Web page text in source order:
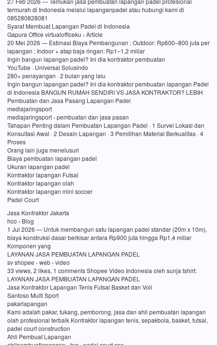
termurah di Indonesia melalui lapanganpadel atau hubungi kami di
085280828081
Syarat Membuat Lapangan Padel di Indonesia
Gapura Office virtualofficeku › Article
20 Mei 2026 — Estimasi Biaya Pembangunan ; Outdoor: Rp600–800 juta per
lapangan ; Indoor + atap baja ringan: Rp1–1,2 miliar
Ingin bangun lapangan padel? Ini dia kontraktor pembuatan
YouTube · Universal Solusindo
280+ penayangan · 2 bulan yang lalu
Ingin bangun lapangan padel? Ini dia kontraktor pembuatan lapangan Padel
di Indonesia BANGUN RUMAH SENDIRI VS JASA KONTRAKTOR? LEBIH
Pembuatan dan Jasa Pasang Lapangan Padel
mediajaringsport
mediajaringsport › pembuatan dan jasa pasan
Tahapan Penting dalam Pembuatan Lapangan Padel · 1 Survei Lokasi dan
Konsultasi Awal · 2 Desain Lapangan · 3 Pemilihan Material Berkualitas · 4
Proses
Orang lain juga menelusuri
Biaya pembuatan lapangan padel
Ukuran lapangan padel
Kontraktor lapangan Futsal
Kontraktor lapangan olah
Kontraktor lapangan mini soccer
Padel Court
Jasa Kontraktor Jakarta
hco › Blog
1 Jul 2026 — Untuk membangun satu lapangan padel standar (20m x 10m),
biaya konstruksi dasar berkisar antara Rp900 juta hingga Rp1,4 miliar
Komponen yang
LAYANAN JASA PEMBUATAN LAPANGAN PADEL
sv shopee › web › video
33 views, 2 likes, 1 comments Shopee Video Indonesia oleh sunja tshirt:
LAYANAN JASA PEMBUATAN LAPANGAN PADEL
Jasa Kontraktor Lapangan Tenis Futsal Basket dan Voli
Santoso Multi Sport
pakarlapangan
Kami adalah pakar, tukang, pemborong, jasa dan ahli pembuatan lapangan
olah profesional terbaik Kontraktor lapangan tenis, sepakbola, basket, futsal,
padel court construction
Ahli Pembuat Lapangan